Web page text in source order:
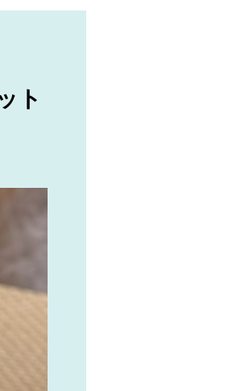
ト